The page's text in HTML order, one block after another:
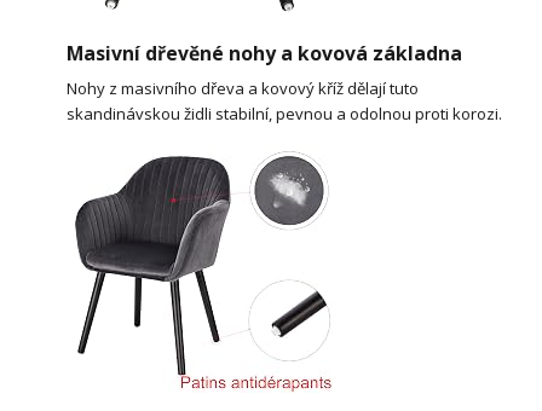
Masivní dřevěné nohy a kovová základna
Nohy z masivního dřeva a kovový kříž dělají tuto
skandinávskou židli stabilní, pevnou a odolnou proti korozi.